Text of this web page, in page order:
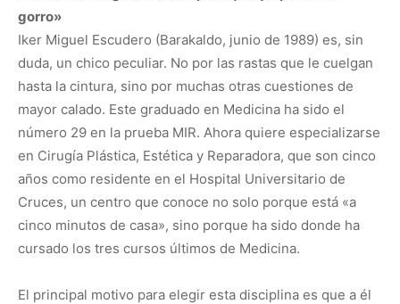
gorro»
Iker Miguel Escudero (Barakaldo, junio de 1989) es, sin
duda, un chico peculiar. No por las rastas que le cuelgan
hasta la cintura, sino por muchas otras cuestiones de
mayor calado. Este graduado en Medicina ha sido el
número 29 en la prueba MIR. Ahora quiere especializarse
en Cirugía Plástica, Estética y Reparadora, que son cinco
años como residente en el Hospital Universitario de
Cruces, un centro que conoce no solo porque está «a
cinco minutos de casa», sino porque ha sido donde ha
cursado los tres cursos últimos de Medicina.
El principal motivo para elegir esta disciplina es que a él